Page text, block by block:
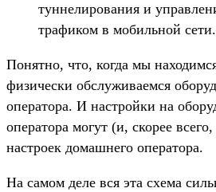
туннелирования и
трафиком в мобильной сети.
Понятно, что, когда мы
физически обслуживаемся
оператора. И настройки на
оператора могут (и, скорее
настроек домашнего оператора.
На самом деле вся эта схема